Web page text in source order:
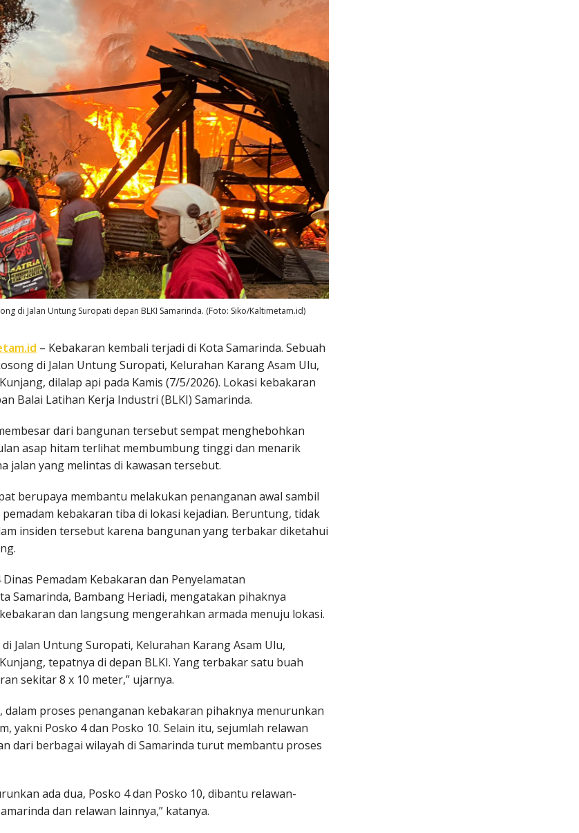
di Jalan Untung Suropati depan BLKI Samarinda. (Foto: Siko/Kaltimetam.id)
– Kebakaran kembali terjadi di Kota Samarinda. Sebuah
di Jalan Untung Suropati, Kelurahan Karang Asam Ulu,
dilalap api pada Kamis (7/5/2026). Lokasi kebakaran
Balai Latihan Kerja Industri (BLKI) Samarinda.
dari bangunan tersebut sempat menghebohkan
asap hitam terlihat membumbung tinggi dan menarik
jalan yang melintas di kawasan tersebut.
berupaya membantu melakukan penanganan awal sambil
kebakaran tiba di lokasi kejadian. Beruntung, tidak
insiden tersebut karena bangunan yang terbakar diketahui
Pemadam Kebakaran dan Penyelamatan
Samarinda, Bambang Heriadi, mengatakan pihaknya
dan langsung mengerahkan armada menuju lokasi.
Jalan Untung Suropati, Kelurahan Karang Asam Ulu,
tepatnya di depan BLKI. Yang terbakar satu buah
sekitar 8 x 10 meter,” ujarnya.
dalam proses penanganan kebakaran pihaknya menurunkan
yakni Posko 4 dan Posko 10. Selain itu, sejumlah relawan
dari berbagai wilayah di Samarinda turut membantu proses
ada dua, Posko 4 dan Posko 10, dibantu relawan-
dan relawan lainnya,” katanya.